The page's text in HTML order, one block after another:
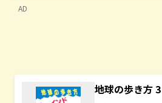
AD
地球の歩き方